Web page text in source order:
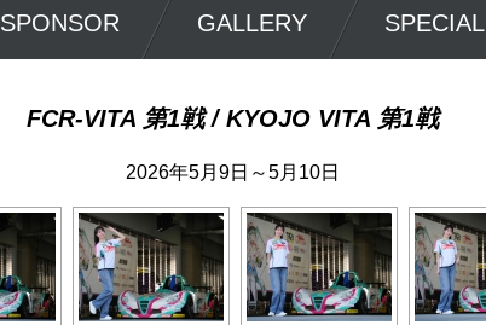
SPONSOR GALLERY SPECIAL
FCR-VITA 第1戦 / KYOJO VITA 第1戦
2026年5月9日～5月10日